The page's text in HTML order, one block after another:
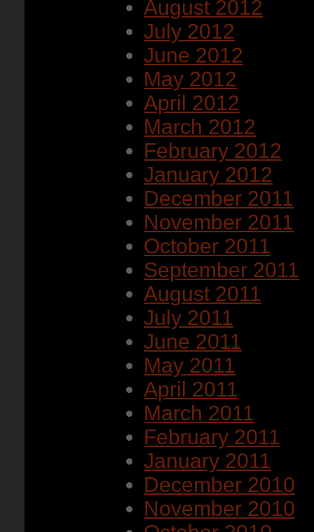
August 2012
July 2012
June 2012
May 2012
April 2012
March 2012
February 2012
January 2012
December 2011
November 2011
October 2011
September 2011
August 2011
July 2011
June 2011
May 2011
April 2011
March 2011
February 2011
January 2011
December 2010
November 2010